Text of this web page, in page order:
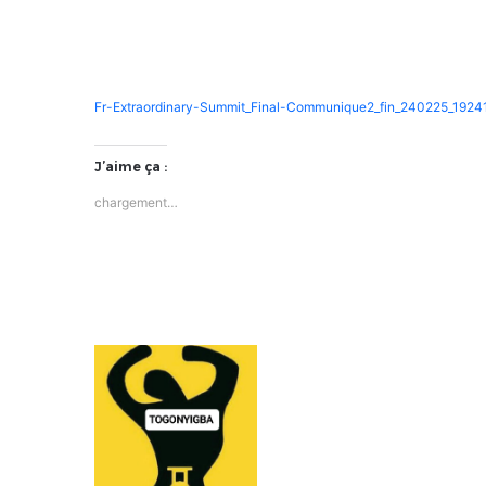
Fr-Extraordinary-Summit_Final-
J’aime ça :
chargement…